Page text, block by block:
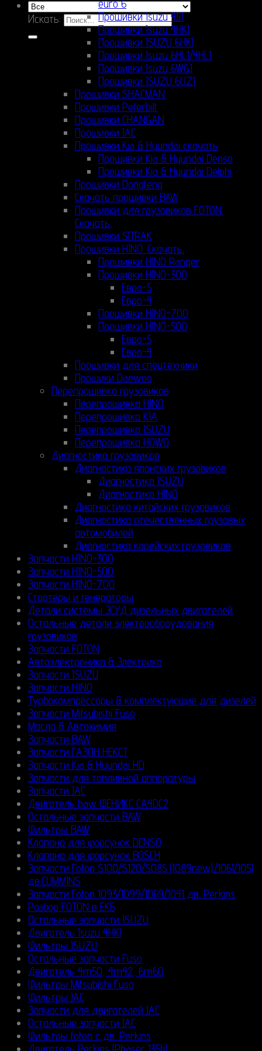
Искать:
euro 6
Прошивки Isuzu 4JJ1
Прошивки Isuzu 4HK1
Прошивки ISUZU 6HK1
Прошивки Isuzu 6HL1/4HL1
Прошивки Isuzu 6WG1
Прошивки ISUZU 6UZ1
Прошивки SHACMAN
Прошивки Peterbilt
Прошивки CHANGAN
Прошивки JAC
Прошивки Kia & Hyundai скачать
Прошивки Kia & Hyundai Denso
Прошивки Kia & Hyundai Delphi
Прошивки Dongfeng
Скачать прошивки BAW
Прошивки для грузовиков FOTON.
Скачать.
Прошивки SITRAK
Прошивки HINO. Скачать.
Прошивки HINO Ranger
Прошивки HINO-300
Евро-5
Евро-4
Прошивки HINO-700
Прошивки HINO-500
Евро-5
Евро-4
Прошивки для спецтехники
Прошики Daewoo
Перепрошивка грузовиков
Перепрошивка HINO
Перепрошивка KIA
Перепрошивка ISUZU
Перепрошивка HOWO
Диагностика грузовиков
Диагностика японских грузовиков
Диагностика ISUZU
Диагностика HINO
Диагностика китайских грузовиков
Диагностика отечественных грузовых
автомобилей
Диагностика корейских грузовиков
Запчасти HINO-300
Запчасти HINO-500
Запчасти HINO-700
Стартеры и генераторы
Детали системы ЭСУД дизельных двигателей
Остальные детали электрооборудования
грузовиков
Запчасти FOTON
Автоэлектроника & Электрика
Запчасти ISUZU
Запчасти HINO
Турбокомпрессоры & комплектующие для дизелей
Запчасти Mitsubishi Fuso
Масла & Автохимия
Запчасти BAW
Запчасти ГАЗОН НЕКСТ
Запчасти Kia & Hyundai HD
Запчасти для топливной аппаратуры
Запчасти JAC
Двигатель baw ФЕНИКС CA4DC2
Остальные запчасти BAW
Фильтры BAW
Клапана для форсунок DENSO
Клапана для форсунок BOSCH
Запчасти Foton S100/S120/S085 (1089new)/1061/1051
дв.CUMMINS
Запчасти Foton 1093/1099/1069/1041 дв. Perkins
Разбор FOTON в ЕКБ
Остальные запчасти ISUZU
Двигатель Isuzu 4HK1
Фильтры ISUZU
Остальные запчасти Fuso
Двигатель 4m50, 4m42, 6m60
Фильтры Mitsubishi Fuso
Фильтры JAC
Запчасти для двигателей JAC
Остальные запчасти JAC
Фильтры foton с дв. Perkins